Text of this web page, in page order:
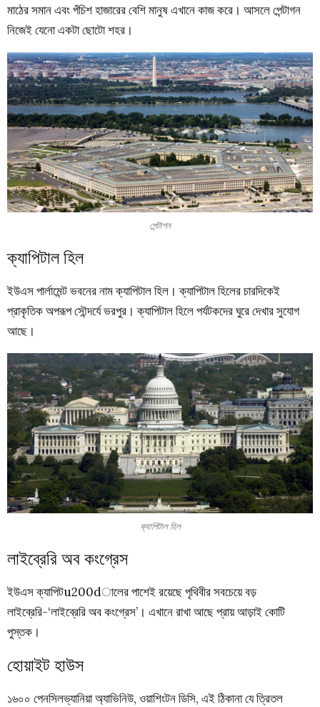
মাঠের সমান এবং পঁচিশ হাজারের বেশি মানুষ এখানে কাজ করে। আসলে পেন্টাগন
নিজেই যেনো একটা ছোটো শহর।
পেন্টাগন
ক্যাপিটাল হিল
ইউএস পার্লামেন্ট ভবনের নাম ক্যাপিটাল হিল। ক্যাপিটাল হিলের চারদিকেই
প্রাকৃতিক অপরূপ সৌন্দর্যে ভরপুর। ক্যাপিটাল হিলে পর্যটকদের ঘুরে দেখার সুযোগ
আছে।
ক্যাপিটাল হিল
লাইব্রেরি অব কংগ্রেস
ইউএস ক্যাপিটu200dালের পাশেই রয়েছে পৃথিবীর সবচেয়ে বড়
লাইব্রেরি-‘লাইব্রেরি অব কংগ্রেস’। এখানে রাখা আছে প্রায় আড়াই কোটি
পুস্তক।
হোয়াইট হাউস
১৬০০ পেনসিলভ্যানিয়া অ্যাভিনিউ, ওয়াশিংটন ডিসি, এই ঠিকানা যে ত্রিতল